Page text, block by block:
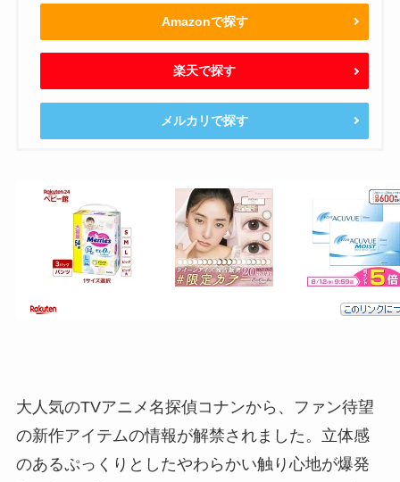
Amazonで探す
楽天で探す
メルカリで探す
大人気のTVアニメ名探偵コナンから、ファン待望
の新作アイテムの情報が解禁されました。立体感
のあるぷっくりとしたやわらかい触り心地が爆発